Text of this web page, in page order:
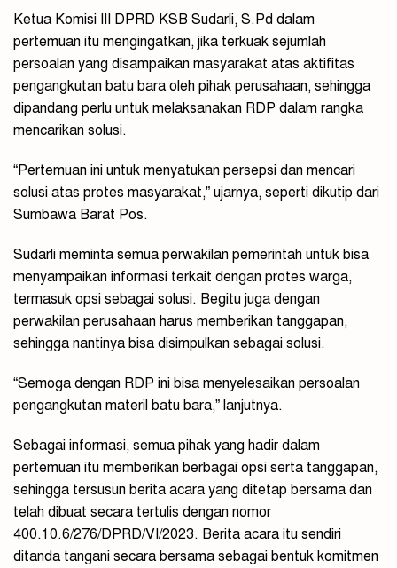
Ketua Komisi III DPRD KSB Sudarli, S.Pd dalam
pertemuan itu mengingatkan, jika terkuak sejumlah
persoalan yang disampaikan masyarakat atas aktifitas
pengangkutan batu bara oleh pihak perusahaan, sehingga
dipandang perlu untuk melaksanakan RDP dalam rangka
mencarikan solusi.
“Pertemuan ini untuk menyatukan persepsi dan mencari
solusi atas protes masyarakat,” ujarnya, seperti dikutip dari
Sumbawa Barat Pos.
Sudarli meminta semua perwakilan pemerintah untuk bisa
menyampaikan informasi terkait dengan protes warga,
termasuk opsi sebagai solusi. Begitu juga dengan
perwakilan perusahaan harus memberikan tanggapan,
sehingga nantinya bisa disimpulkan sebagai solusi.
“Semoga dengan RDP ini bisa menyelesaikan persoalan
pengangkutan materil batu bara,” lanjutnya.
Sebagai informasi, semua pihak yang hadir dalam
pertemuan itu memberikan berbagai opsi serta tanggapan,
sehingga tersusun berita acara yang ditetap bersama dan
telah dibuat secara tertulis dengan nomor
400.10.6/276/DPRD/VI/2023. Berita acara itu sendiri
ditanda tangani secara bersama sebagai bentuk komitmen